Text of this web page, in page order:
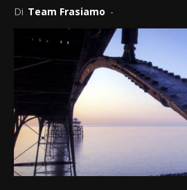
Di Team Frasiamo -